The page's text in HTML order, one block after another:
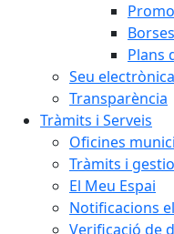
Plans
Seu electrònica
Transparència
Tràmits i Serveis
Oficines
Tràmits i
El Meu Espai
Notificacions
Verificació de